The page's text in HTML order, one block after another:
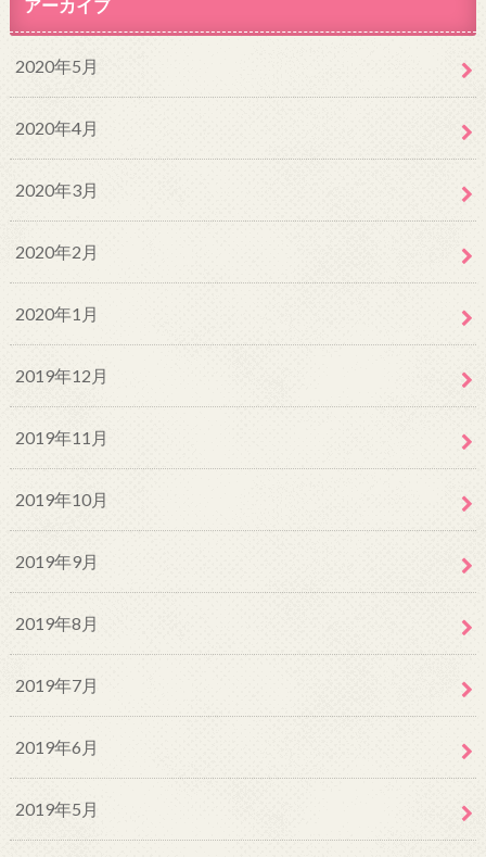
アーカイブ
2020年5月
2020年4月
2020年3月
2020年2月
2020年1月
2019年12月
2019年11月
2019年10月
2019年9月
2019年8月
2019年7月
2019年6月
2019年5月